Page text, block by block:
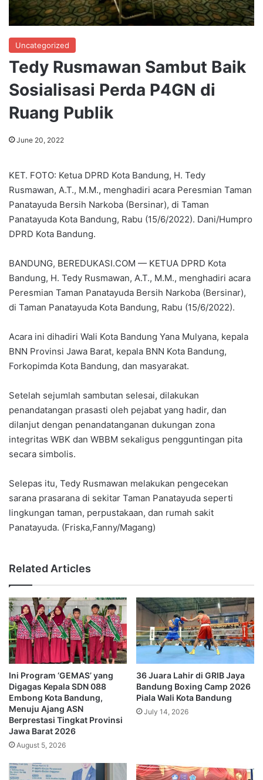
Uncategorized
Tedy Rusmawan Sambut Baik
Sosialisasi Perda P4GN di
Ruang Publik
June 20, 2022
KET. FOTO: Ketua DPRD Kota Bandung, H. Tedy
Rusmawan, A.T., M.M., menghadiri acara Peresmian Taman
Panatayuda Bersih Narkoba (Bersinar), di Taman
Panatayuda Kota Bandung, Rabu (15/6/2022). Dani/Humpro
DPRD Kota Bandung.
BANDUNG, BEREDUKASI.COM — KETUA DPRD Kota
Bandung, H. Tedy Rusmawan, A.T., M.M., menghadiri acara
Peresmian Taman Panatayuda Bersih Narkoba (Bersinar),
di Taman Panatayuda Kota Bandung, Rabu (15/6/2022).
Acara ini dihadiri Wali Kota Bandung Yana Mulyana, kepala
BNN Provinsi Jawa Barat, kepala BNN Kota Bandung,
Forkopimda Kota Bandung, dan masyarakat.
Setelah sejumlah sambutan selesai, dilakukan
penandatangan prasasti oleh pejabat yang hadir, dan
dilanjut dengan penandatanganan dukungan zona
integritas WBK dan WBBM sekaligus pengguntingan pita
secara simbolis.
Selepas itu, Tedy Rusmawan melakukan pengecekan
sarana prasarana di sekitar Taman Panatayuda seperti
lingkungan taman, perpustakaan, dan rumah sakit
Panatayuda. (Friska,Fanny/Magang)
Related Articles
Ini Program ‘GEMAS’ yang
Digagas Kepala SDN 088
Embong Kota Bandung,
Menuju Ajang ASN
Berprestasi Tingkat Provinsi
Jawa Barat 2026
August 5, 2026
36 Juara Lahir di GRIB Jaya
Bandung Boxing Camp 2026
Piala Wali Kota Bandung
July 14, 2026